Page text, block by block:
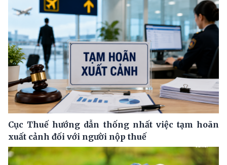
Cục Thuế hướng dẫn thống nhất việc tạm hoãn
xuất cảnh đối với người nộp thuế